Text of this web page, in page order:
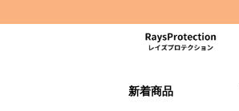
新着商品